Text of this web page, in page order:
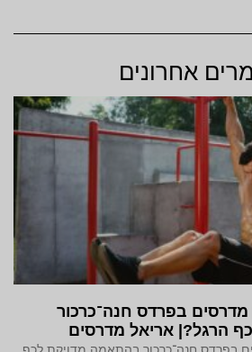
אחרונים
בפרדס חנה־כרכור
הרגל?| אריאל מדרסים